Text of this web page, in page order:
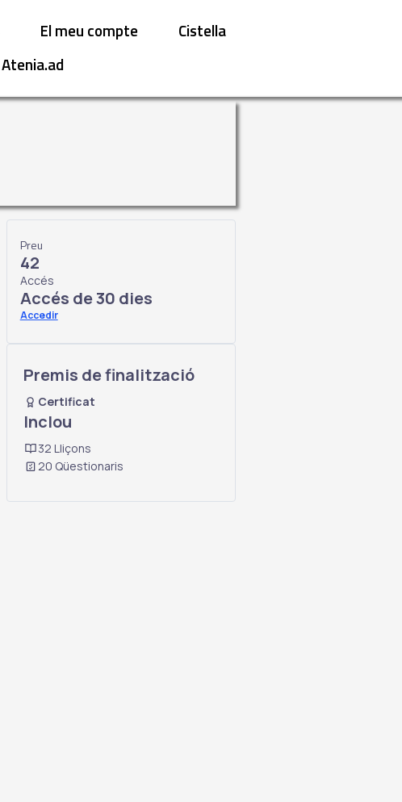
El meu compte
Cistella
Atenia.ad
Preu
42
Accés
Accés de 30 dies
Accedir
Premis de finalització
Certificat
Inclou
32 Lliçons
20 Qüestionaris